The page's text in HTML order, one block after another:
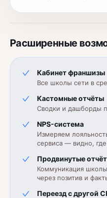
Расширенные
Кабинет франшизы
Все школы сети в
Кастомные отчёты
Сводки и дашборды
NPS-система
Измеряем
сервиса — видно,
Продвинутые
Коммуникация
через позитив и
Переезд с другой